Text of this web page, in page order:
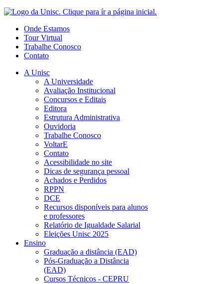
Onde Estamos
Tour Virtual
Trabalhe Conosco
Contato
A Unisc
A Universidade
Avaliação Institucional
Concursos e Editais
Editora
Estrutura Administrativa
Ouvidoria
Trabalhe Conosco
VoltarE
Contato
Acessibilidade no site
Dicas de segurança pessoal
Achados e Perdidos
RPPN
DCE
Recursos disponíveis para alunos
e professores
Relatório de Igualdade Salarial
Eleições Unisc 2025
Ensino
Graduação a distância (EAD)
Pós-Graduação a Distância
(EAD)
Cursos Técnicos - CEPRU